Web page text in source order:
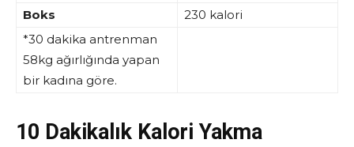
Boks
230 kalori
*30 dakika antrenman
58kg ağırlığında yapan
bir kadına göre.
10 Dakikalık Kalori Yakma